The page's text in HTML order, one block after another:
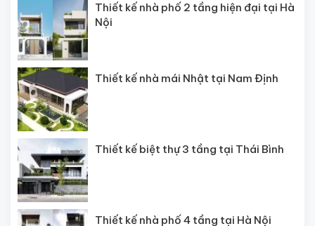
Thiết kế nhà phố 2 tầng hiện đại tại Hà
Nội
Thiết kế nhà mái Nhật tại Nam Định
Thiết kế biệt thự 3 tầng tại Thái Bình
Thiết kế nhà phố 4 tầng tại Hà Nội